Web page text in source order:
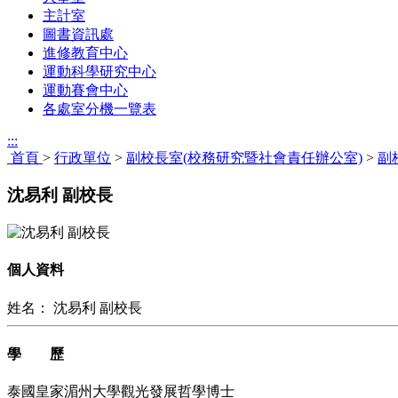
主計室
圖書資訊處
進修教育中心
運動科學研究中心
運動賽會中心
各處室分機一覽表
:::
首頁 > 行政單位 > 副校長室(校務研究暨社會責任辦公室) > 副
沈易利 副校長
個人資料
姓名： 沈易利 副校長
學 歷
泰國皇家湄州大學觀光發展哲學博士